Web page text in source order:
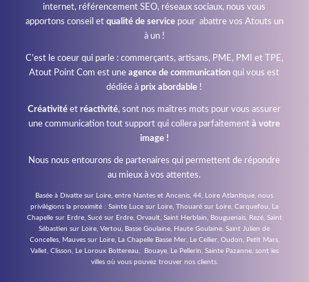
internet, référencement SEO, réseaux sociaux, nous vous
apportons conseil et qualité de servicepour abattre vos Atouts un
à un !
C’est le coeur qui parle : commerçants, artisans, PME, PMI et TPE,
Atout Point Com est uneagence de communication qui vous est
dédiée àprix abordable !
Créativité etréactivité, sont nos maîtres mots pour vous assurer
une communication tout support qui collera parfaitementà votre
image !
Nous nous entourons de partenaires qui permettent de répondre
au mieux à vos attentes.
Basée à Divatte sur Loire, entre Nantes et Ancenis, 44, Loire Atlantique, nous
privilégions la proximité : Sainte Luce sur Loire, Thouaré sur Loire, Carquefou, La
Chapelle sur Erdre, Sucé sur Erdre, Orvault, Saint Herblain, Bouguenais, Rezé, Saint
Sébastien sur Loire, Vertou, Basse Goulaine, Haute Goulaine, Saint Julien de
Concelles, Mauves sur Loire, La Chapelle Basse Mer, Le Cellier, Oudon, Petit Mars,
Vallet, Clisson, Le Loroux Bottereau, Bouaye, Le Pellerin, Sainte Pazanne, sont les
villes où vous pouvez trouver nos clients.